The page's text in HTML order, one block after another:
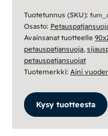
Tuotetunnus (SKU):
Osasto:
Avainsanat tuotteelle
petauspatjansuoja,
petauspatjansuojat
Tuotemerkki: Aini
Kysy tuotteesta